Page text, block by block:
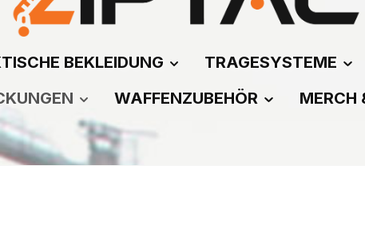
BEKLEIDUNG TRAGESYSTEME
WAFFENZUBEHÖR MERCH